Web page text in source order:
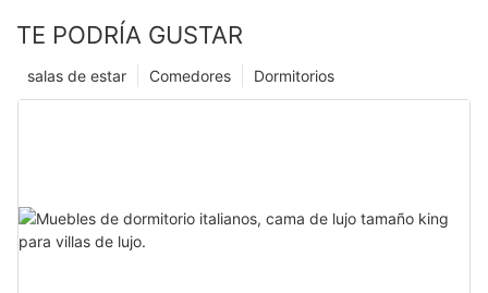
TE PODRÍA GUSTAR
Dormitorios
Comedores
salas de estar